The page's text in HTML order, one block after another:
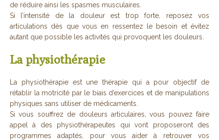
de réduire ainsi les spasmes musculaires.
Si l’intensité de la douleur est trop forte, reposez vos
articulations dès que vous en ressentez le besoin et évitez
autant que possible les activités qui provoquent les douleurs.
La physiothérapie
La physiothérapie est une thérapie qui a pour objectif de
rétablir la motricité par le biais d’exercices et de manipulations
physiques sans utiliser de médicaments.
Si vous souffrez de douleurs articulaires, vous pouvez faire
appel à des physiothérapeutes qui vont proposeront des
programmes adaptés, pour vous aider à retrouver vos